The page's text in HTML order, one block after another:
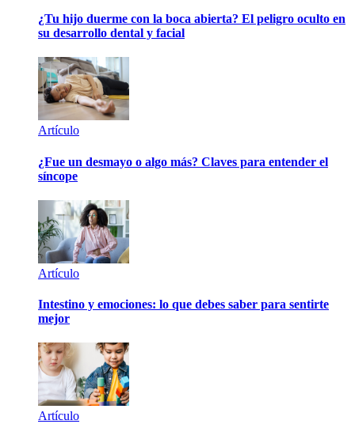
¿Tu hijo duerme con la boca abierta? El peligro oculto en
su desarrollo dental y facial
Artículo
¿Fue un desmayo o algo más? Claves para entender el
síncope
Artículo
Intestino y emociones: lo que debes saber para sentirte
mejor
Artículo